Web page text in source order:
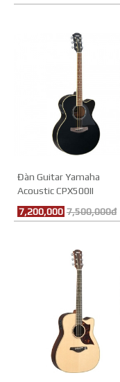
Đàn Guitar Yamaha
Acoustic CPX500II
7,200,000 7,500,000đ